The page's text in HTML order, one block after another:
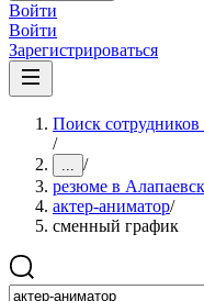
Войти
Войти
Зарегистрироваться
Поиск сотрудников
/
... /
резюме в
актер-аниматор/
сменный график